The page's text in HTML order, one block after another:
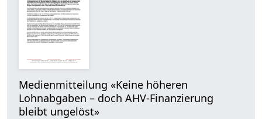
Medienmitteilung «Keine höheren
Lohnabgaben – doch AHV-Finanzierung
bleibt ungelöst»